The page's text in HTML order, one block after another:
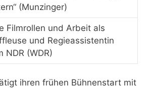
(Munzinger)
Filmrollen und Arbeit als
und Regieassistentin
NDR (WDR)
ihren frühen Bühnenstart mit